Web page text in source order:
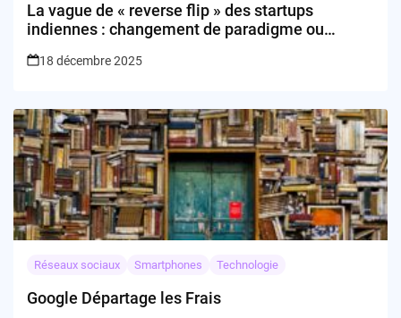
La vague de « reverse flip » des startups
indiennes : changement de paradigme ou
18 décembre 2025
Réseaux sociaux Smartphones Technologie
Google Départage les Frais